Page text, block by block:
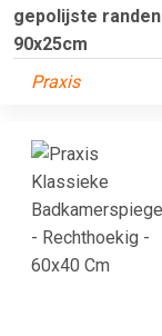
gepolijste randen
90x25cm
Praxis